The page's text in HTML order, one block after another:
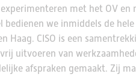
met het OV
bedienen we inmiddels de
Haag. CISO is een
uitvoeren van
afspraken gemaakt. Zij